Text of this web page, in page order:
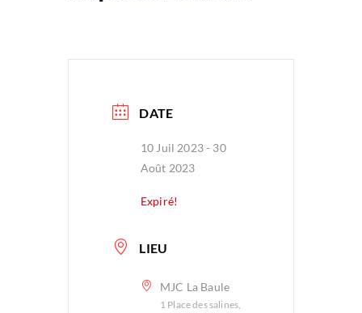
DATE
10 Juil 2023- 30
Août 2023
Expiré!
LIEU
MJC La Baule
1 Place des salines,